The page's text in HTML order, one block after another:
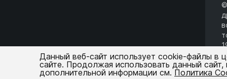
Данный веб-сайт использует cookie-файлы в
сайте. Продолжая использовать данный
дополнительной информации см. Политика